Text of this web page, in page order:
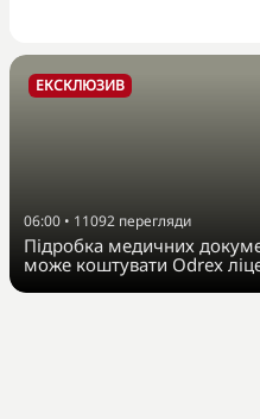
ЕКСКЛЮЗИВ
06:00 • 11092 перегляди
Підробка медичних
може коштувати Odrex